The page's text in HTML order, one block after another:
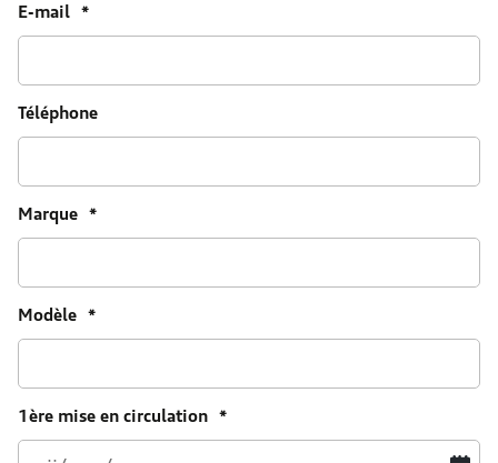
E-mail *
Téléphone
Marque *
Modèle *
1ère mise en circulation *
JJ